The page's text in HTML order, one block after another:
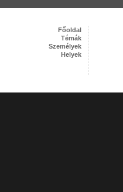
Főoldal
Témák
Személyek
Helyek